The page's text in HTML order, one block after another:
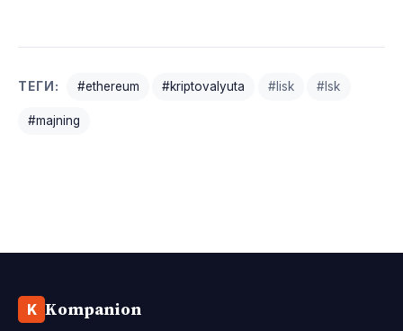
ТЕГИ: #ethereum #kriptovalyuta #lisk #lsk
#majning
K Kompanion